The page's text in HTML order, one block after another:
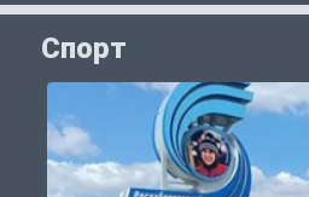
Спорт